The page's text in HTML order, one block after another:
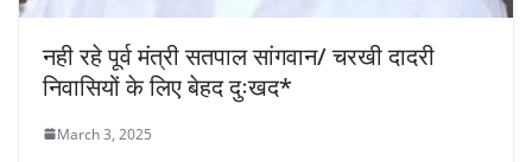
नही रहे पूर्व मंत्री सतपाल सांगवान/ चरखी दादरी
निवासियों के लिए बेहद दुःखद*
March 3, 2025